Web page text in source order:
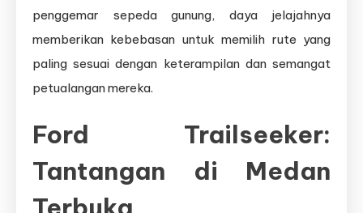
penggemar sepeda gunung, daya jelajahnya
memberikan kebebasan untuk memilih rute yang
paling sesuai dengan keterampilan dan semangat
petualangan mereka.
Ford Trailseeker:
Tantangan di Medan